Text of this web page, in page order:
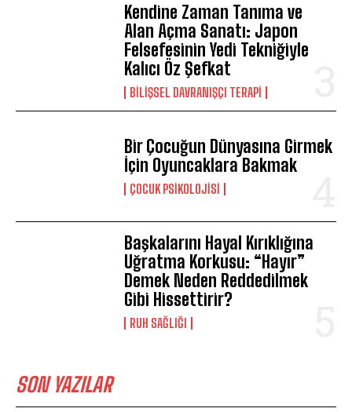
Kendine Zaman Tanıma ve
Alan Açma Sanatı: Japon
Felsefesinin Yedi Tekniğiyle
Kalıcı Öz Şefkat
BILIŞSEL DAVRANIŞÇI TERAPI
Bir Çocuğun Dünyasına Girmek
İçin Oyuncaklara Bakmak
ÇOCUK PSIKOLOJISI
Başkalarını Hayal Kırıklığına
Uğratma Korkusu: “Hayır”
Demek Neden Reddedilmek
Gibi Hissettirir?
⁠RUH SAĞLIĞI
SON YAZILAR